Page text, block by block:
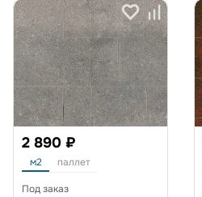
2 890 ₽
м2 паллет
Под заказ